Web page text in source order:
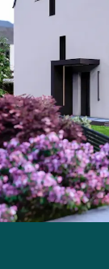
Planowana
harmonijnie
Starego
alejki
oraz miejsca
relacjom.
„Różana
codzienność
szansę, by